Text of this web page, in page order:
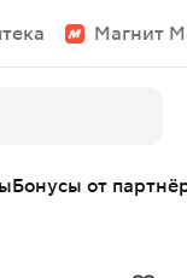
Магнит
Бонусы от